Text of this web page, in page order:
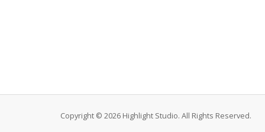
Copyright © 2026 Highlight Studio. All Rights Reserved.